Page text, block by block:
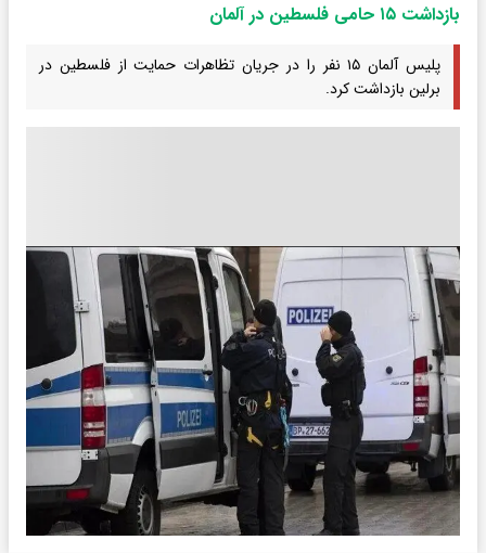
بازداشت ۱۵ حامی فلسطین در آلمان
پلیس آلمان ۱۵ نفر را در جریان تظاهرات حمایت از فلسطین در
برلین بازداشت کرد.